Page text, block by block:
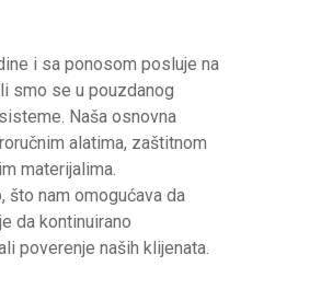
i sa ponosom posluje na
smo se u pouzdanog
Naša osnovna
alatima, zaštitnom
materijalima.
što nam omogućava da
da kontinuirano
poverenje naših klijenata.